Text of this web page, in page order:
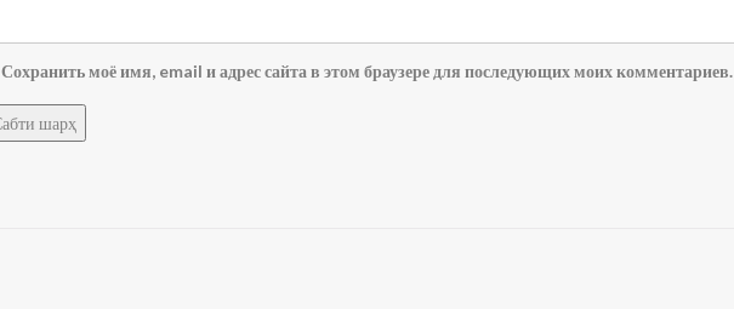
Сохранить моё имя, email и адрес сайта в этом браузере для последующих моих комментариев.